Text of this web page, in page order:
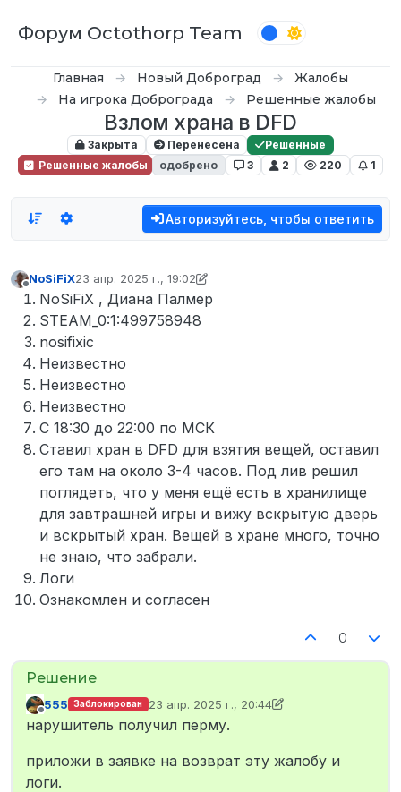
Форум Octothorp Team
Главная Новый Доброград
Жалобы
На игрока Доброграда
Решенные жалобы
Взлом храна в DFD
Закрыта Перенесена
Решенные
Решенные жалобы
одобрено 3 2 220 1
Авторизуйтесь, чтобы ответить
Не в сети
NoSiFiX23 апр. 2025 г., 19:02
отредактировано D0n Bar0n
NoSiFiX , Диана Палмер
STEAM_0:1:499758948
nosifixic
Неизвестно
Неизвестно
Неизвестно
С 18:30 до 22:00 по МСК
Ставил хран в DFD для взятия вещей, оставил
его там на около 3-4 часов. Под лив решил
поглядеть, что у меня ещё есть в хранилище
для завтрашней игры и вижу вскрытую дверь
и вскрытый хран. Вещей в хране много, точно
не знаю, что забрали.
Логи
Ознакомлен и согласен
0
Не в сети
555 Заблокирован 23 апр. 2025 г., 20:44
отредактировано 555
нарушитель получил перму.
приложи в заявке на возврат эту жалобу и
логи.